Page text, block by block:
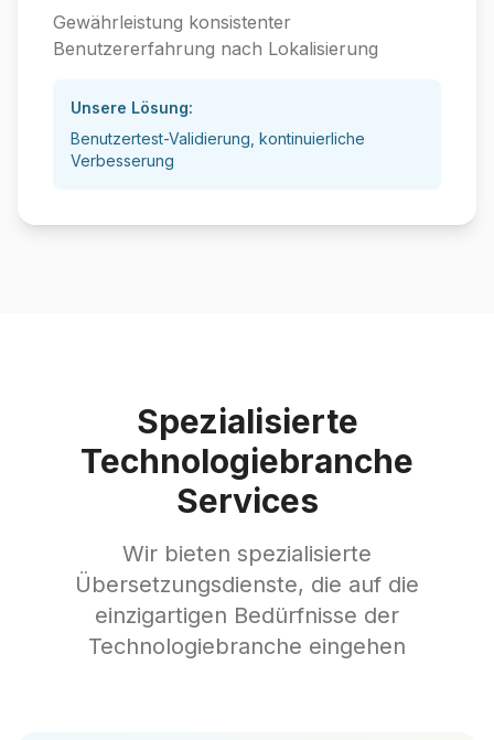
Gewährleistung konsistenter
Benutzererfahrung nach Lokalisierung
Unsere Lösung:
Benutzertest-Validierung, kontinuierliche
Verbesserung
Spezialisierte
Technologiebranche
Services
Wir bieten spezialisierte
Übersetzungsdienste, die auf die
einzigartigen Bedürfnisse der
Technologiebranche eingehen